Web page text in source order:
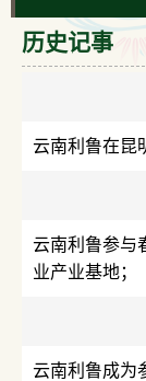
历史记事
云南利鲁在昆
云南利鲁参与
业产业基地；
云南利鲁成为